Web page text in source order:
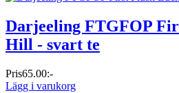
Darjeeling FTGFOP
Hill - svart te
Pris65.00:-
Lägg i varukorg